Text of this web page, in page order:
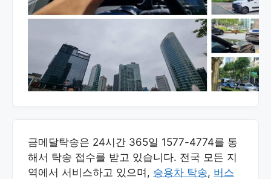
금메달탁송은 24시간 365일 1577-4774를 통
해서 탁송 접수를 받고 있습니다. 전국 모든 지
역에서 서비스하고 있으며, 승용차 탁송, 버스